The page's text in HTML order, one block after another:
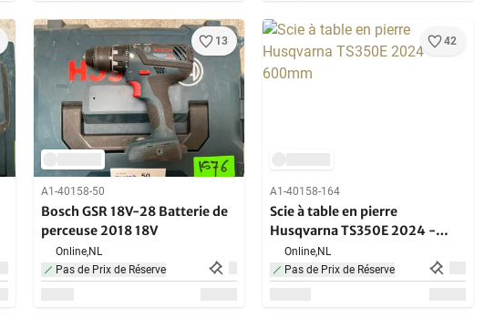
13
A1-40158-50
Bosch GSR 18V-28 Batterie de
perceuse 2018 18V
Online,NL
Pas de Prix de Réserve
42
A1-40158-164
Scie à table en pierre
Husqvarna TS350E 2024 -
600mm
Online,NL
Pas de Prix de Réserve